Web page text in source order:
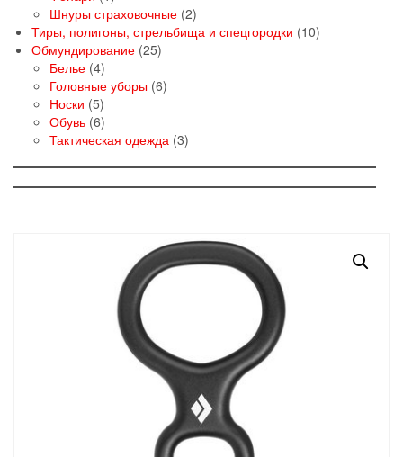
товар
Шнуры страховочные 22
товара
Тиры, полигоны, стрельбища и спецгородки 1010
Обмундирование 2525
Белье 44
товара
Головные уборы 66
Носки 55
товаров
Обувь 66
товаров
Тактическая одежда 33